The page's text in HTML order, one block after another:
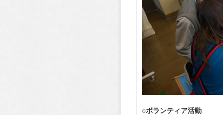
○ボランティア活動